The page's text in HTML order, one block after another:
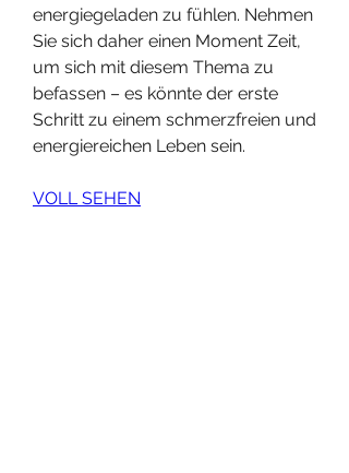
energiegeladen zu fühlen. Nehmen
Sie sich daher einen Moment Zeit,
um sich mit diesem Thema zu
befassen – es könnte der erste
Schritt zu einem schmerzfreien und
energiereichen Leben sein.
VOLL SEHEN